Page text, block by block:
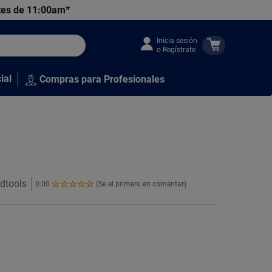
de 11:00am*
Inicia sesión
o Regístrate
Compras para Profesionales
0.00
0.00
(Se el primero en comentar)